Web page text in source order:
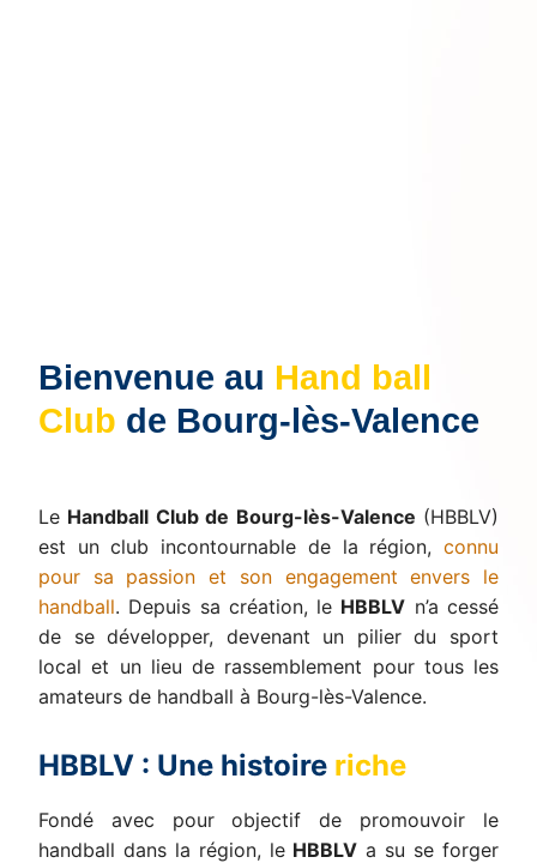
Bienvenue au Hand ball
Club de Bourg-lès-Valence
Le Handball Club de Bourg-lès-Valence (HBBLV)
est un club incontournable de la région, connu
pour sa passion et son engagement envers le
handball. Depuis sa création, le HBBLV n’a cessé
de se développer, devenant un pilier du sport
local et un lieu de rassemblement pour tous les
amateurs de handball à Bourg-lès-Valence.
HBBLV : Une histoire riche
Fondé avec pour objectif de promouvoir le
handball dans la région, le HBBLV a su se forger